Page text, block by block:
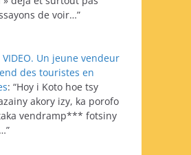
de voir…”
VIDEO. Un jeune vendeur
des touristes en
: “Hoy i Koto hoe tsy
akory izy, ka porofo
vendramp*** fotsiny
”